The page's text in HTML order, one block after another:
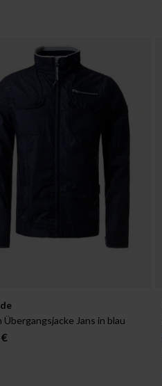
in:
Übergangsjacke Jans in blau